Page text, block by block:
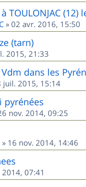
TOULONJAC (12)
» 02 avr. 2016, 15:50
(tarn)
2015, 21:33
dans les
juil. 2015, 15:14
pyrénées
nov. 2014, 09:25
» 16 nov. 2014, 14:46
07:41